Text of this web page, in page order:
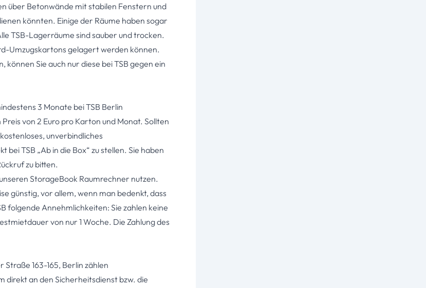
über Betonwände mit stabilen Fenstern und
könnten. Einige der Räume haben sogar
TSB-Lagerräume sind sauber und trocken.
Umzugskartons gelagert werden können.
können Sie auch nur diese bei TSB gegen ein
3 Monate bei TSB Berlin
von 2 Euro pro Karton und Monat. Sollten
unverbindliches
TSB „Ab in die Box“ zu stellen. Sie haben
zu bitten.
StorageBook Raumrechner nutzen.
günstig, vor allem, wenn man bedenkt, dass
folgende Annehmlichkeiten: Sie zahlen keine
von nur 1 Woche. Die Zahlung des
163-165, Berlin zählen
direkt an den Sicherheitsdienst bzw. die